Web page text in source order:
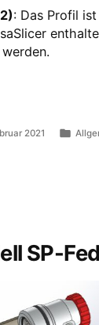
: Das Profil
2021
SP-